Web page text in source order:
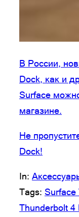
В России,
Dock, как и
Surface
магазине.
Не
Dock!
In:
Tags: Surface
Thunderbolt 4